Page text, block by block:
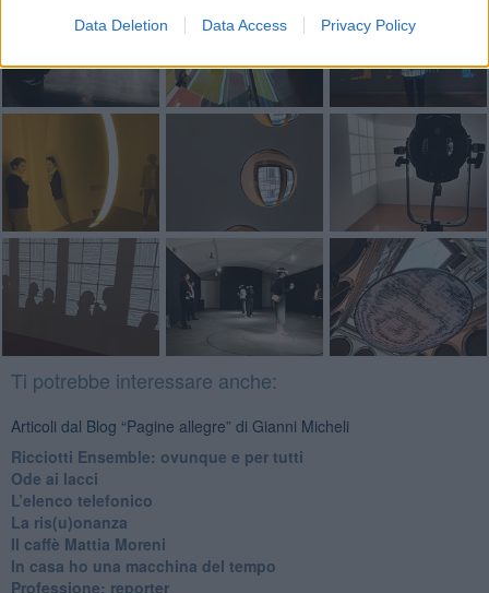
Data Deletion Data Access Privacy Policy
Ti potrebbe interessare anche:
Articoli dal Blog “Pagine allegre” di Gianni Micheli
​Ricciotti Ensemble: ovunque e per tutti
Ode ai lacci
​L’elenco telefonico
​La ris(u)onanza
​Il caffè Mattia Moreni
​In casa ho una macchina del tempo
Professione: reporter